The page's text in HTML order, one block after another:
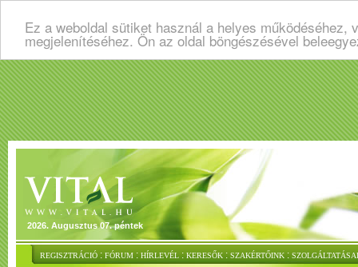
Ez a weboldal sütiket használ a helyes
megjelenítéséhez. Ön az oldal böngészésével
2026. Augusztus 07. péntek
REGISZTRÁCIÓ : FÓRUM : HÍRLEVÉL : KERESŐK : SZAKÉRTŐINK :